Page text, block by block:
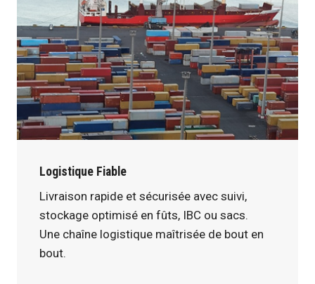
Logistique Fiable
Livraison rapide et sécurisée avec suivi,
stockage optimisé en fûts, IBC ou sacs.
Une chaîne logistique maîtrisée de bout en
bout.